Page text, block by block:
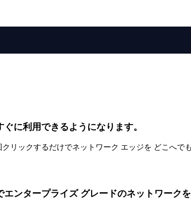
に利用できるようになります。
クリックするだけでネットワーク エッジを どこへで
ンタープライズ グレードのネットワークを